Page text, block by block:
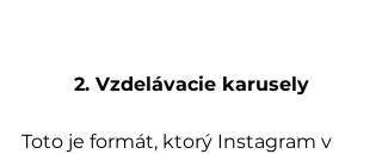
2. Vzdelávacie karusely
Toto je formát, ktorý Instagram v